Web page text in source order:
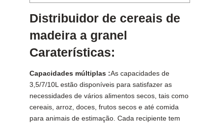
Distribuidor de cereais de
madeira a granel
Caraterísticas:
Capacidades múltiplas :As capacidades de
3,5/7/10L estão disponíveis para satisfazer as
necessidades de vários alimentos secos, tais como
cereais, arroz, doces, frutos secos e até comida
para animais de estimação. Cada recipiente tem